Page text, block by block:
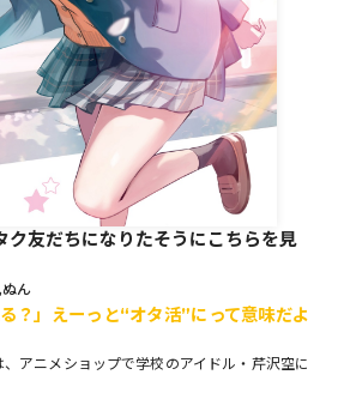
ロサージュノベルス
コミックガルド
コミッククリエ
ク友だちになりたそうにこちらを見
ん
？」えーっと“オタ活”にって意味だよ
アニメショップで学校のアイドル・芹沢空に